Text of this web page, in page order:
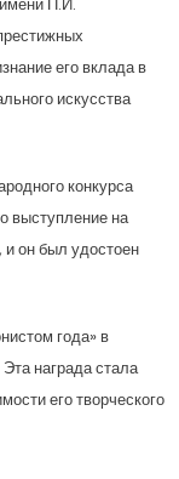
П.И.
его вклада в
искусства
конкурса
выступление на
он был удостоен
года» в
награда стала
его творческого